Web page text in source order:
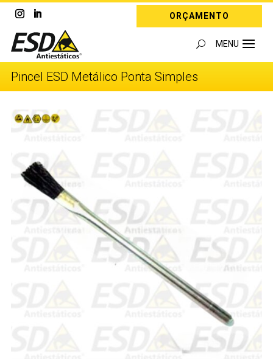
ORÇAMENTO
Pincel ESD Metálico Ponta Simples